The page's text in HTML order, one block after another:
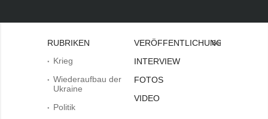
RUBRIKEN
Krieg
Wiederaufbau der
Ukraine
Politik
VERÖFFENTLICHUNGEN
INTERVIEW
FOTOS
VIDEO
Bei